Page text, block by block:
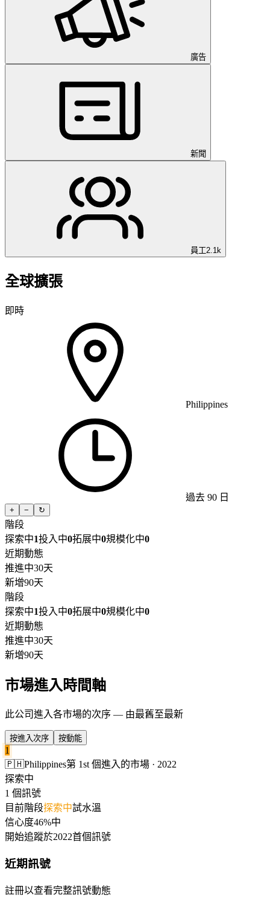
廣告
新聞
員工2.1k
全球擴張
即時
Philippines
過去 90 日
+ − ↻
階段
探索中1投入中0拓展中0規模化中0
近期動態
推進中30天
新增90天
階段
探索中1投入中0拓展中0規模化中0
近期動態
推進中30天
新增90天
市場進入時間軸
此公司進入各市場的次序 — 由最舊至最新
按進入次序 按動能
1
🇵🇭Philippines第 1st 個進入的市場 · 2022
探索中
1 個訊號
目前階段探索中試水溫
信心度46%中
開始追蹤於2022首個訊號
近期訊號
註冊以查看完整訊號動態